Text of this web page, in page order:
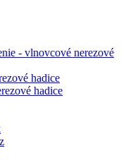
- vlnovcové nerezové
hadice
hadice